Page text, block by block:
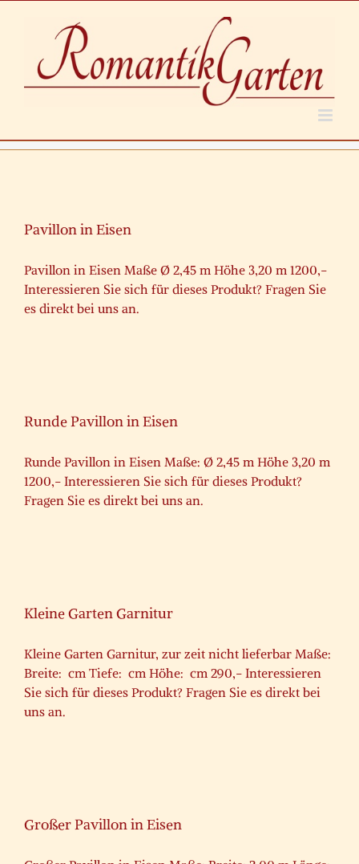
Pavillon in Eisen
Pavillon in Eisen Maße Ø 2,45 m Höhe 3,20 m 1200,-
Interessieren Sie sich für dieses Produkt? Fragen Sie
es direkt bei uns an.
Runde Pavillon in Eisen
Runde Pavillon in Eisen Maße: Ø 2,45 m Höhe 3,20 m
1200,- Interessieren Sie sich für dieses Produkt?
Fragen Sie es direkt bei uns an.
Kleine Garten Garnitur
Kleine Garten Garnitur, zur zeit nicht lieferbar Maße:
Breite: cm Tiefe: cm Höhe: cm 290,- Interessieren
Sie sich für dieses Produkt? Fragen Sie es direkt bei
uns an.
Großer Pavillon in Eisen